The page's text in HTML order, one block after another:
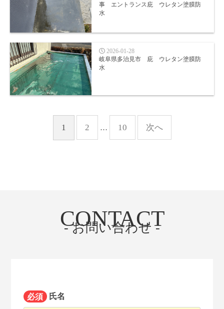
事 エントランス庇 ウレタン塗膜防
水
2026-01-28
岐阜県多治見市 庇 ウレタン塗膜防
水
1 2 … 10 次へ
CONTACT
- お問い合わせ -
必須 氏名